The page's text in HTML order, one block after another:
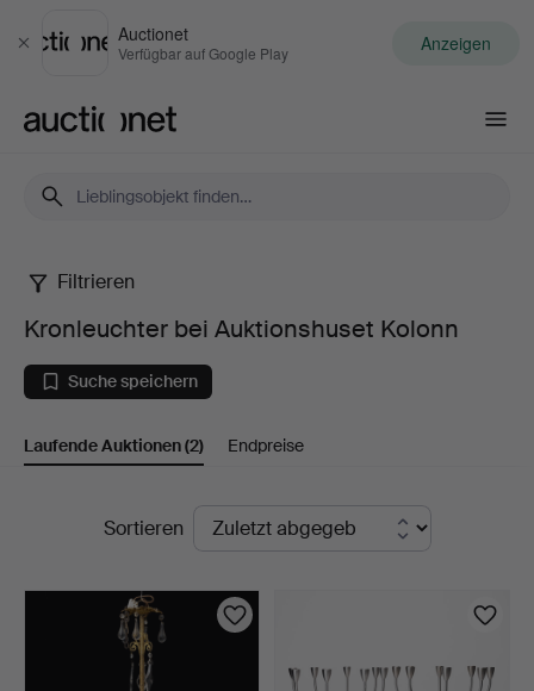
Schließen
Auctionet
Verfügbar auf Google Play Anzeigen
Kronleuchter
bei
Auktionshuset
Kolonn
Filtrieren
Kronleuchter bei Auktionshuset Kolonn
Suche speichern
Laufende Auktionen(2) Endpreise
LaufendeSortieren